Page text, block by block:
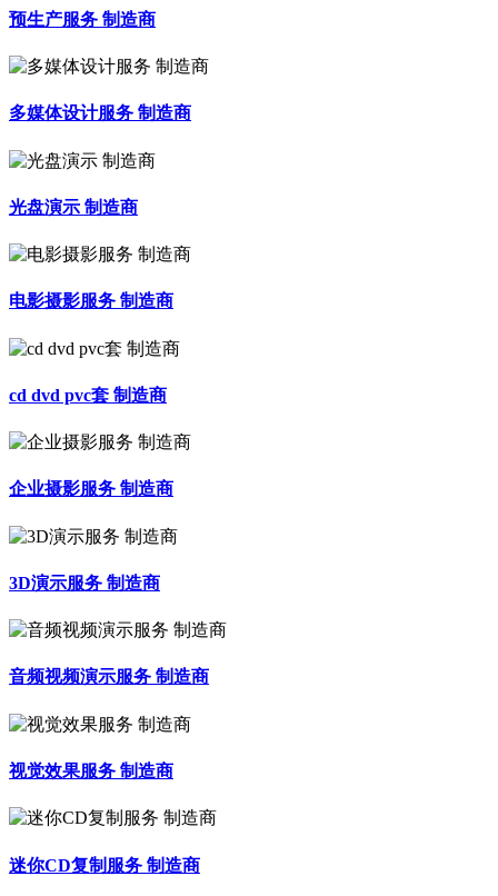
预生产服务 制造商
多媒体设计服务 制造商
光盘演示 制造商
电影摄影服务 制造商
cd dvd pvc套 制造商
企业摄影服务 制造商
3D演示服务 制造商
音频视频演示服务 制造商
视觉效果服务 制造商
迷你CD复制服务 制造商